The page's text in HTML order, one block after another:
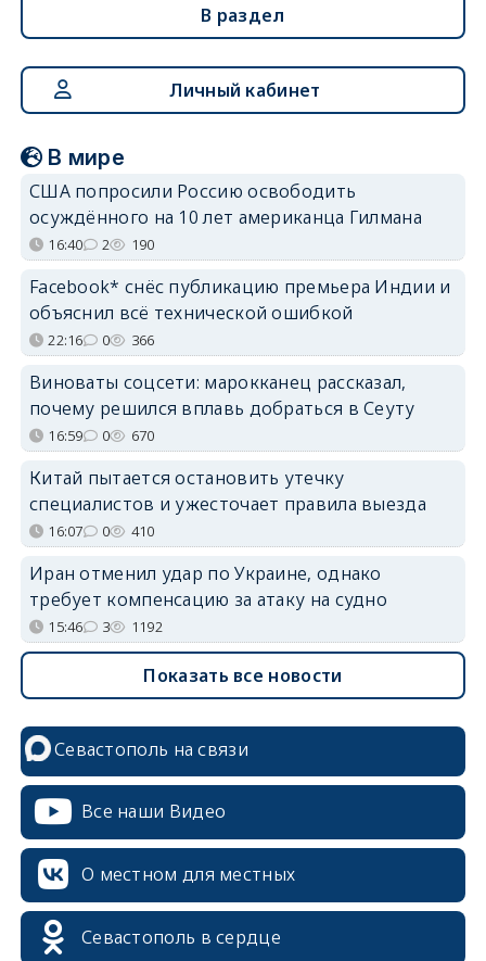
В раздел
Личный кабинет
В мире
США попросили Россию освободить
осуждённого на 10 лет американца Гилмана
16:40 2 190
Facebook* снёс публикацию премьера Индии и
объяснил всё технической ошибкой
22:16 0 366
Виноваты соцсети: марокканец рассказал,
почему решился вплавь добраться в Сеуту
16:59 0 670
Китай пытается остановить утечку
специалистов и ужесточает правила выезда
16:07 0 410
Иран отменил удар по Украине, однако
требует компенсацию за атаку на судно
15:46 3 1192
Показать все новости
Севастополь на связи
Все наши Видео
О местном для местных
Севастополь в сердце